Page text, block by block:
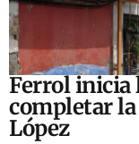
Ferrol inicia
completar
López